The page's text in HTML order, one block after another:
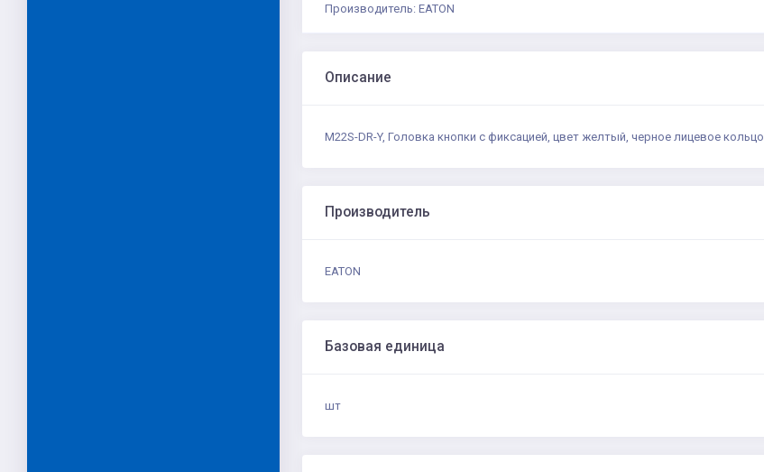
Производитель: EATON
Описание
M22S-DR-Y, Головка кнопки с фиксацией, цвет желтый, черное лицевое кольцо
Производитель
EATON
Базовая единица
шт